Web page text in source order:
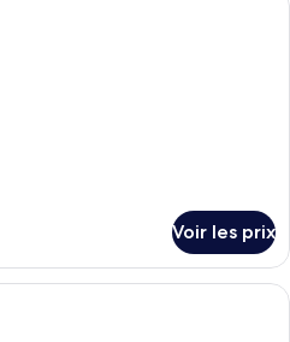
Voir les prix